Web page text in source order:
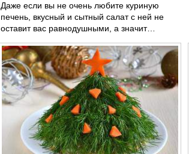
Даже если вы не очень любите куриную
печень, вкусный и сытный салат с ней не
оставит вас равнодушными, а значит…